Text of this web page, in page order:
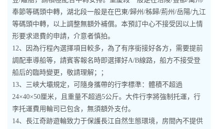
奉節等碼頭中轉，湖北段一般是在巴東/歸州/秭歸/荊州/岳陽/九江
等碼頭中轉，以上調整無額外補償。本預訂中心不接受因以上情
形要求退費的申請，介意者慎拍。
12、因為行程內選擇項目較多，為了有序銜接好各方，需要提前
調配車導船等，請賓客報名時即選擇好A/B線路，船方不接受登
船后的臨時變更，敬請理解；；
13、三峽大壩規定，可隨身攜帶的行李標準：體積不超過
24×40×50厘米，且重量不超過5公斤。大件行李將強制托運，行
李托運費用輪司已包含，無須額外支付。
14、長江奇跡遊輪致力于保護長江自然生態環境，房間內不提供